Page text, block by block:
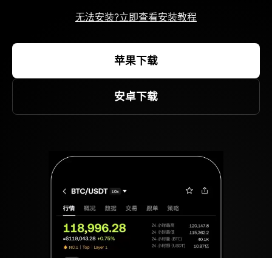
无法安装?立即查看安装教程
苹果下载
安卓下载